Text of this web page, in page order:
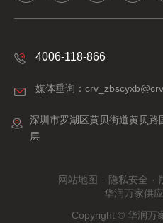
4006-118-866
媒体垂询：
深圳市罗湖区黄贝街道黄贝
层
Copyright © 华润万
网站地图 · 隐私安全 ·
华润万家供